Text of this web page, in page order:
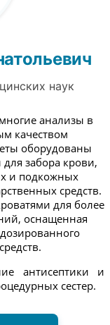
наук
анализы в
качеством
оборудованы
забора крови,
и подкожных
средств.
для более
оснащенная
антисептики и
сестер.